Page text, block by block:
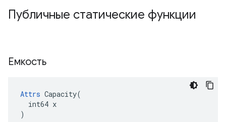
Публичные статические функции
Емкость
Attrs Capacity(
  int64 x
)